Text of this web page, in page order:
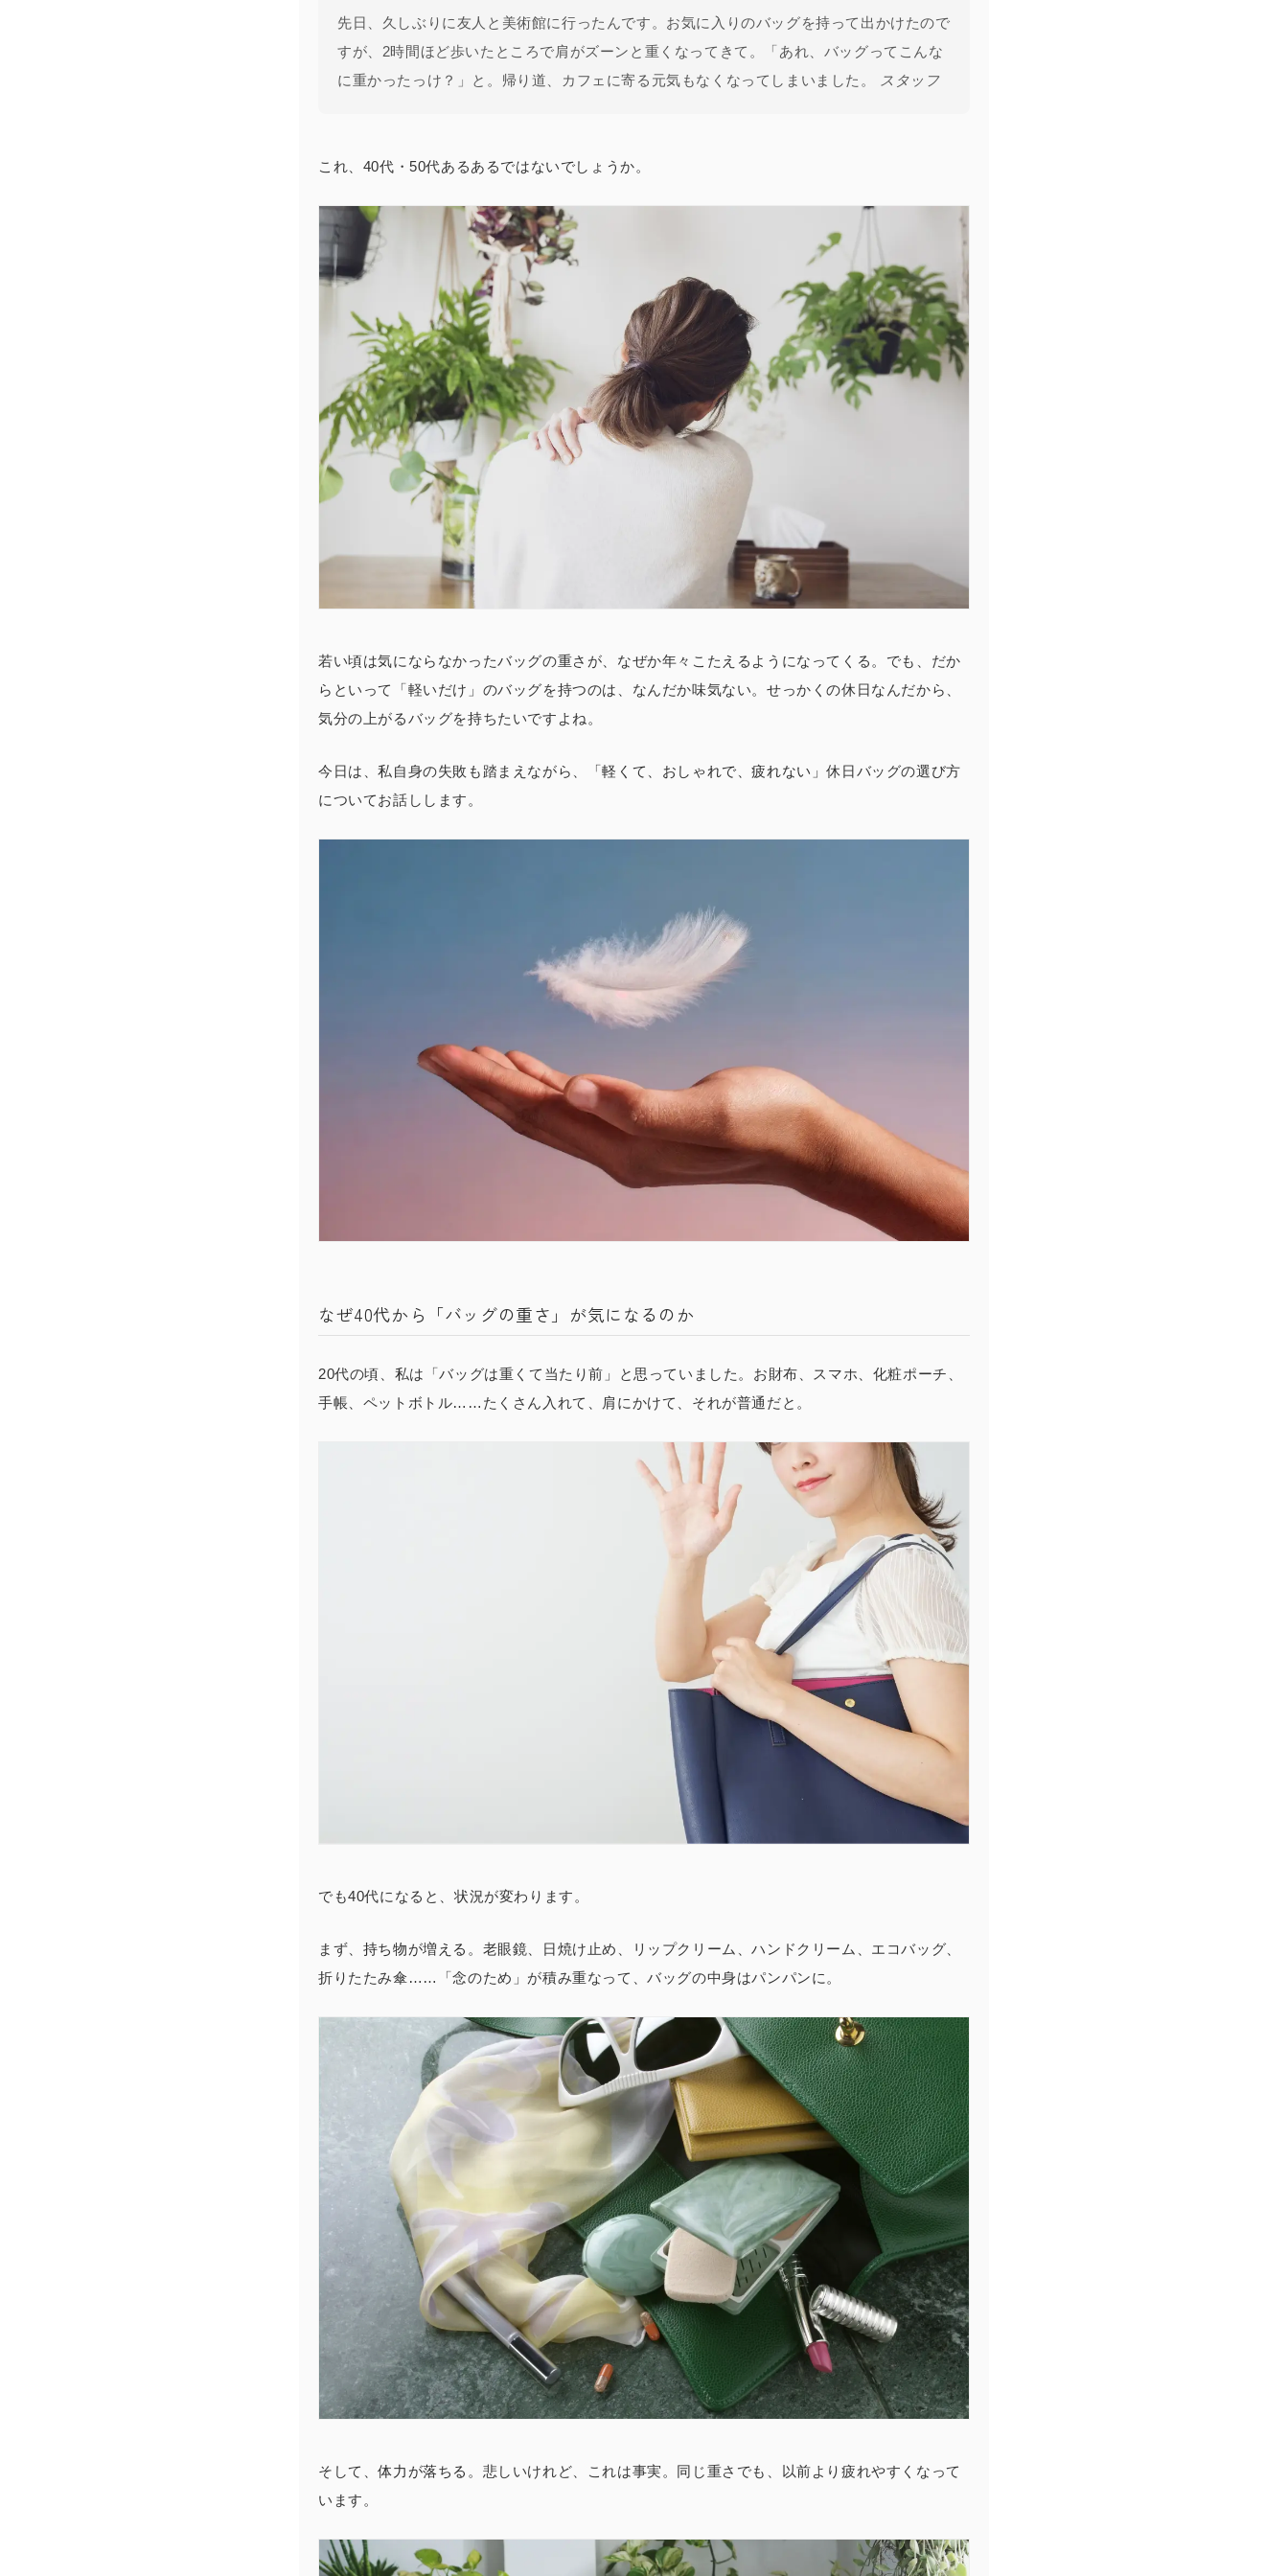
先日、久しぶりに友人と美術館に行ったんです。お気に入りのバッグを持って出かけたので
すが、2時間ほど歩いたところで肩がズーンと重くなってきて。「あれ、バッグってこんな
に重かったっけ？」と。帰り道、カフェに寄る元気もなくなってしまいました。 スタッフ
これ、40代・50代あるあるではないでしょうか。
若い頃は気にならなかったバッグの重さが、なぜか年々こたえるようになってくる。でも、だか
らといって「軽いだけ」のバッグを持つのは、なんだか味気ない。せっかくの休日なんだから、
気分の上がるバッグを持ちたいですよね。
今日は、私自身の失敗も踏まえながら、 「軽くて、おしゃれで、疲れない」休日バッグの選び方
についてお話しします。
なぜ40代から「バッグの重さ」が気になるのか
20代の頃、私は「バッグは重くて当たり前」と思っていました。お財布、スマホ、化粧ポーチ、
手帳、ペットボトル……たくさん入れて、肩にかけて、それが普通だと。
でも40代になると、状況が変わります。
まず、 持ち物が増える 。老眼鏡、日焼け止め、リップクリーム、ハンドクリーム、エコバッグ、
折りたたみ傘……「念のため」が積み重なって、バッグの中身はパンパンに。
そして、体力が落ちる 。悲しいけれど、これは事実。同じ重さでも、以前より疲れやすくなって
います。